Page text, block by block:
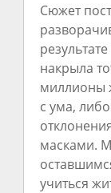
Сюжет
накрыла
миллионы
с ума,
масками.
учиться